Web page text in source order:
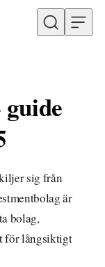
sig från
är
bolag,
för långsiktigt